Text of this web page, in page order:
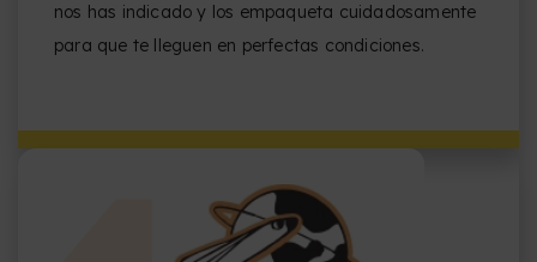
nos has indicado y los empaqueta cuidadosamente
para que te lleguen en perfectas condiciones.